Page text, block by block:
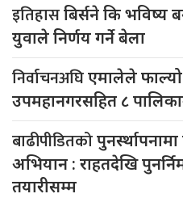
इतिहासबिर्सने कि भविष्य
युवाले निर्णय गर्ने बेला
निर्वाचनअघिएमालेले
उपमहानगरसहित ८
बाढीपीडितको
अभियान : राहतदेखि
तयारीसम्म